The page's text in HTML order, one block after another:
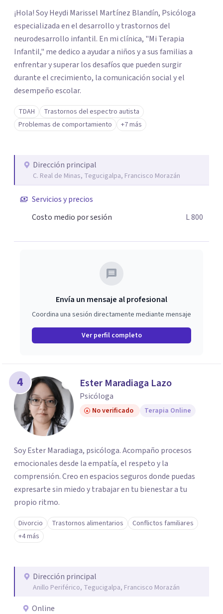
¡Hola! Soy Heydi Marissel Martínez Blandín, Psicóloga
especializada en el desarrollo y trastornos del
neurodesarrollo infantil. En mi clínica, "Mi Terapia
Infantil," me dedico a ayudar a niños y a sus familias a
enfrentar y superar los desafíos que pueden surgir
durante el crecimiento, la comunicación social y el
desempeño escolar.
TDAH
Trastornos del espectro autista
Problemas de comportamiento
+7 más
Dirección principal
C. Real de Minas, Tegucigalpa, Francisco Morazán
Servicios y precios
Costo medio por sesión
L 800
Envía un mensaje al profesional
Coordina una sesión directamente mediante mensaje
Ver perfil completo
4 Ester Maradiaga Lazo
Psicóloga
No verificado Terapia Online
Soy Ester Maradiaga, psicóloga. Acompaño procesos
emocionales desde la empatía, el respeto y la
comprensión. Creo en espacios seguros donde puedas
expresarte sin miedo y trabajar en tu bienestar a tu
propio ritmo.
Divorcio Trastornos alimentarios
Conflictos familiares
+4 más
Dirección principal
Anillo Periférico, Tegucigalpa, Francisco Morazán
Online